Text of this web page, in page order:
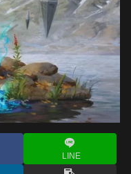
LINE